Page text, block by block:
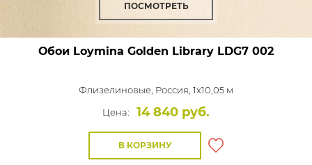
ПОСМОТРЕТЬ
Обои Loymina Golden Library LDG7 002
Флизелиновые, Россия, 1x10,05 м
Цена:
14 840 руб.
В КОРЗИНУ